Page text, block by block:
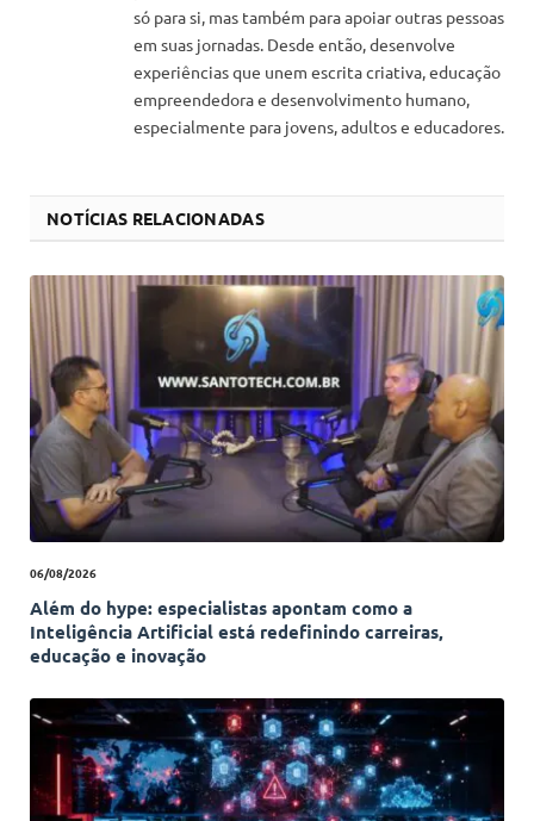
só para si, mas também para apoiar outras pessoas
em suas jornadas. Desde então, desenvolve
experiências que unem escrita criativa, educação
empreendedora e desenvolvimento humano,
especialmente para jovens, adultos e educadores.
NOTÍCIAS RELACIONADAS
06/08/2026
Além do hype: especialistas apontam como a
Inteligência Artificial está redefinindo carreiras,
educação e inovação